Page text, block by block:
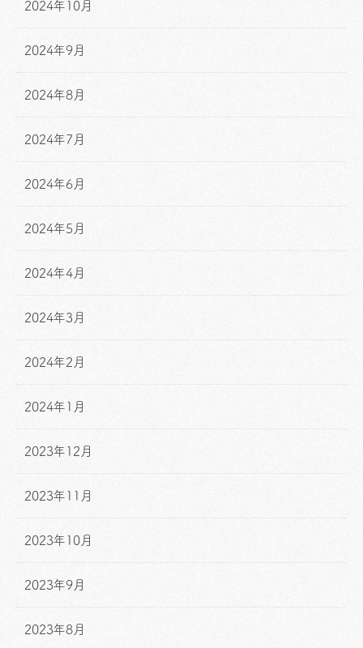
2024年10月
2024年9月
2024年8月
2024年7月
2024年6月
2024年5月
2024年4月
2024年3月
2024年2月
2024年1月
2023年12月
2023年11月
2023年10月
2023年9月
2023年8月